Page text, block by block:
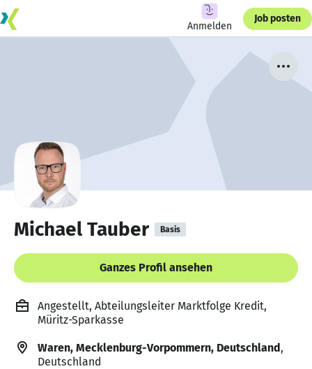
Anmelden
Job posten
Michael Tauber Basis
Ganzes Profil ansehen
Angestellt, Abteilungsleiter Marktfolge Kredit,
Müritz-Sparkasse
Waren, Mecklenburg-Vorpommern, Deutschland,
Deutschland